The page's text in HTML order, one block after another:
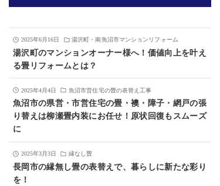
2025年6月16日 湯沢町・南魚沼市マンションリフォーム
湯沢町のマンションオーナー様へ！価値向上を叶え
る畳リフォームとは？
2025年4月4日 魚沼市営住宅の畳の表替え工事
魚沼市の県営・市営住宅の畳・襖・障子・網戸の張
り替えは柳瀬畳内装にお任せ！原状回復もスムーズ
に
2025年3月3日 縁なし畳
長岡市の縁無し畳の表替えで、暮らしに新たな彩り
を！